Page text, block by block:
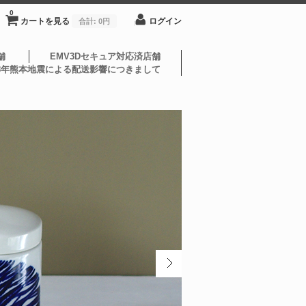
カートを見る
0
合計: 0円 ログイン
EMV3Dセキュア対応済店舗
熊本地震による配送影響につきまして